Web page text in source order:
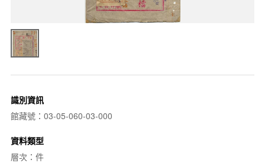
識別資訊
館藏號：03-05-060-03-000
資料類型
層次：件